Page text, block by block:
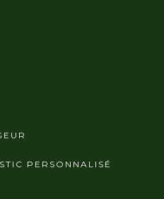
PERSONNALISÉ